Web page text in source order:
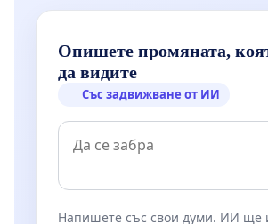
Опишете промяната,
да видите
Със задвижване от ИИ
Напишете със свои думи. ИИ ще